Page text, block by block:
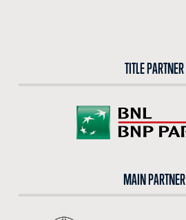
TITLE PARTNER
MAIN PARTNER